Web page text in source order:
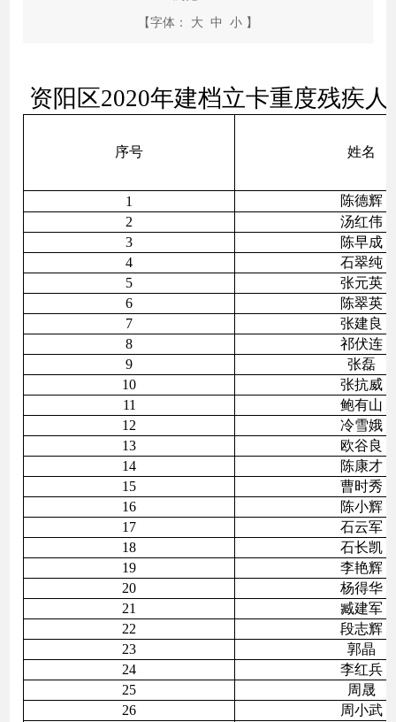
【字体： 大 中 小 】
资阳区2020年建档立卡重度残疾
序号 姓名
1
陈德辉
2
汤红伟
3
陈早成
4
石翠纯
5
张元英
6
陈翠英
7
张建良
8
祁伏连
9
张磊
10
张抗威
11
鲍有山
12
冷雪娥
13
欧谷良
14
陈康才
15
曹时秀
16
陈小辉
17
石云军
18
石长凯
19
李艳辉
20
杨得华
21
臧建军
22
段志辉
23
郭晶
24
李红兵
25
周晟
26
周小武